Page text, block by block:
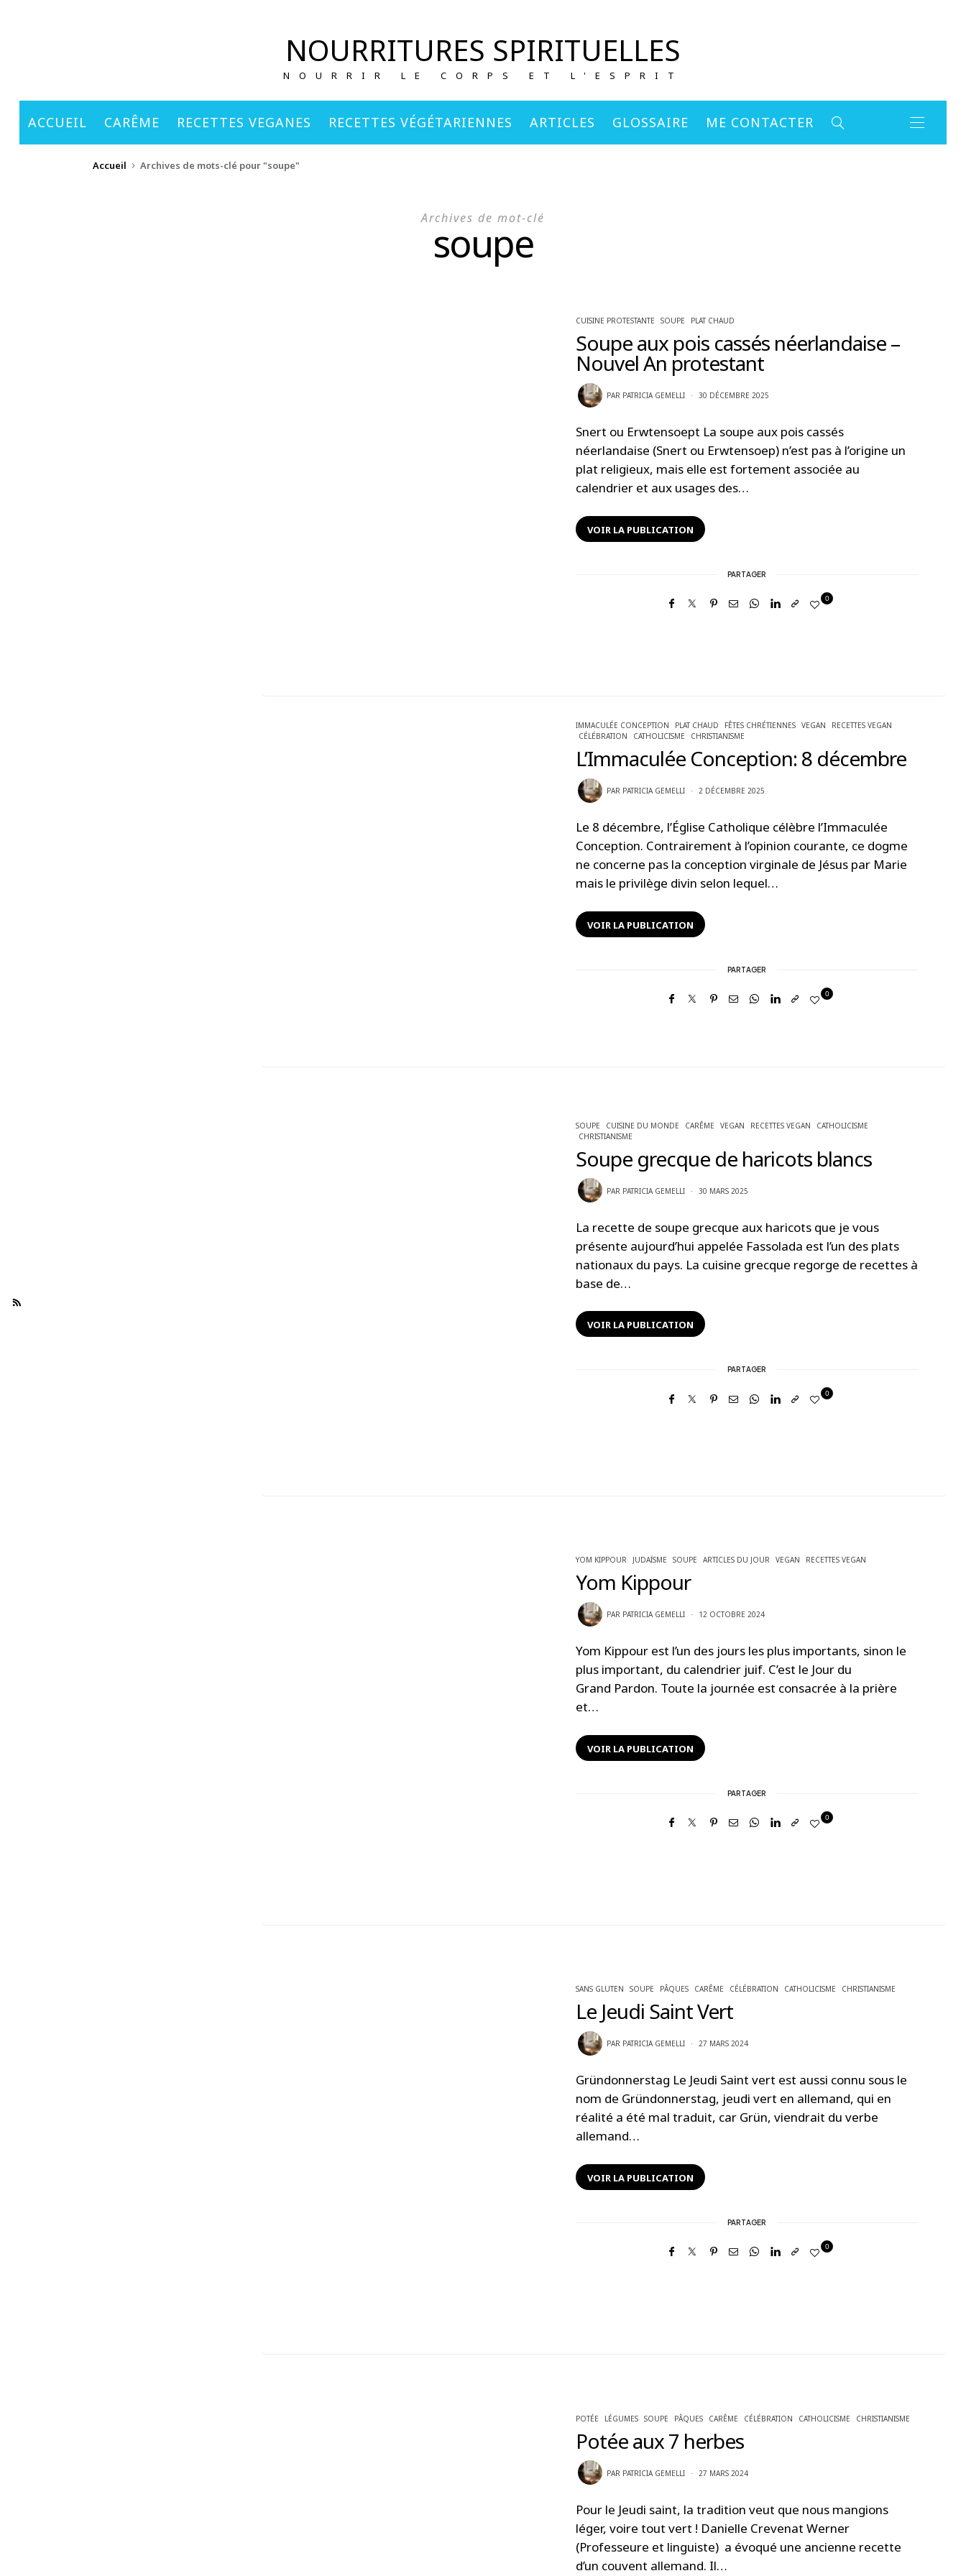
NOURRITURES SPIRITUELLES
NOURRIR LE CORPS ET L'ESPRIT
ACCUEIL CARÊME RECETTES VEGANES RECETTES VÉGÉTARIENNES ARTICLES GLOSSAIRE ME CONTACTER
Accueil Archives de mots-clé pour "soupe"
Archives de mot-clé
soupe
CUISINE PROTESTANTE SOUPE PLAT CHAUD
Soupe aux pois cassés néerlandaise –
Nouvel An protestant
PAR PATRICIA GEMELLI 30 DÉCEMBRE 2025
Snert ou Erwtensoept La soupe aux pois cassés
néerlandaise (Snert ou Erwtensoep) n’est pas à l’origine un
plat religieux, mais elle est fortement associée au
calendrier et aux usages des…
VOIR LA PUBLICATION
PARTAGER
0
IMMACULÉE CONCEPTION PLAT CHAUD FÊTES CHRÉTIENNES VEGAN
RECETTES VEGAN
CÉLÉBRATION
CATHOLICISME CHRISTIANISME
L’Immaculée Conception: 8 décembre
PAR PATRICIA GEMELLI 2 DÉCEMBRE 2025
Le 8 décembre, l’Église Catholique célèbre l’Immaculée
Conception. Contrairement à l’opinion courante, ce dogme
ne concerne pas la conception virginale de Jésus par Marie
mais le privilège divin selon lequel…
VOIR LA PUBLICATION
PARTAGER
0
SOUPE CUISINE DU MONDE CARÊME VEGAN RECETTES VEGAN
CATHOLICISME
CHRISTIANISME
Soupe grecque de haricots blancs
PAR PATRICIA GEMELLI 30 MARS 2025
La recette de soupe grecque aux haricots que je vous
présente aujourd’hui appelée Fassolada est l’un des plats
nationaux du pays. La cuisine grecque regorge de recettes à
base de…
VOIR LA PUBLICATION
PARTAGER
0
YOM KIPPOUR JUDAÏSME SOUPE ARTICLES DU JOUR VEGAN RECETTES VEGAN
Yom Kippour
PAR PATRICIA GEMELLI 12 OCTOBRE 2024
Yom Kippour est l’un des jours les plus importants, sinon le
plus important, du calendrier juif. C’est le Jour du
Grand Pardon. Toute la journée est consacrée à la prière
et…
VOIR LA PUBLICATION
PARTAGER
0
SANS GLUTEN SOUPE PÂQUES CARÊME CÉLÉBRATION CATHOLICISME CHRISTIANISME
Le Jeudi Saint Vert
PAR PATRICIA GEMELLI 27 MARS 2024
Gründonnerstag Le Jeudi Saint vert est aussi connu sous le
nom de Gründonnerstag, jeudi vert en allemand, qui en
réalité a été mal traduit, car Grün, viendrait du verbe
allemand…
VOIR LA PUBLICATION
PARTAGER
0
POTÉE LÉGUMES SOUPE PÂQUES CARÊME CÉLÉBRATION CATHOLICISME CHRISTIANISME
Potée aux 7 herbes
PAR PATRICIA GEMELLI 27 MARS 2024
Pour le Jeudi saint, la tradition veut que nous mangions
léger, voire tout vert ! Danielle Crevenat Werner
(Professeure et linguiste) a évoqué une ancienne recette
d’un couvent allemand. Il…